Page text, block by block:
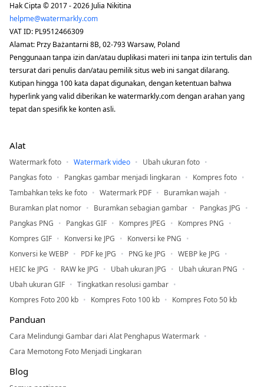
Hak Cipta © 2017 - 2026 Julia Nikitina
helpme@watermarkly.com
VAT ID: PL9512466309
Alamat: Przy Bażantarni 8B, 02-793 Warsaw, Poland
Penggunaan tanpa izin dan/atau duplikasi materi ini tanpa izin tertulis dan
tersurat dari penulis dan/atau pemilik situs web ini sangat dilarang.
Kutipan hingga 100 kata dapat digunakan, dengan ketentuan bahwa
hyperlink yang valid diberikan ke watermarkly.com dengan arahan yang
tepat dan spesifik ke konten asli.
Alat
Watermark foto Watermark video
Ubah ukuran foto
Pangkas foto
Pangkas gambar menjadi lingkaran
Kompres foto
Tambahkan teks ke foto
Watermark PDF
Buramkan wajah
Buramkan plat nomor
Buramkan sebagian gambar
Pangkas JPG
Pangkas PNG
Pangkas GIF Kompres JPEG
Kompres PNG
Kompres GIF
Konversi ke JPG
Konversi ke PNG
Konversi ke WEBP
PDF ke JPG PNG ke JPG
WEBP ke JPG
HEIC ke JPG
RAW ke JPG Ubah ukuran JPG
Ubah ukuran PNG
Ubah ukuran GIF
Tingkatkan resolusi gambar
Kompres Foto 200 kb
Kompres Foto 100 kb Kompres Foto 50 kb
Panduan
Cara Melindungi Gambar dari Alat Penghapus Watermark
Cara Memotong Foto Menjadi Lingkaran
Blog